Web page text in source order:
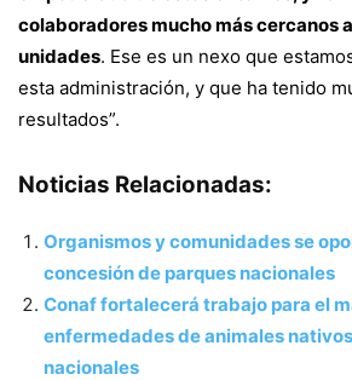
colaboradores mucho más cercanos
unidades. Ese es un nexo que
esta administración, y que ha tenido
resultados”.
Noticias Relacionadas:
Organismos y comunidades se
concesión de parques nacionales
Conaf fortalecerá trabajo para el
enfermedades de animales
nacionales